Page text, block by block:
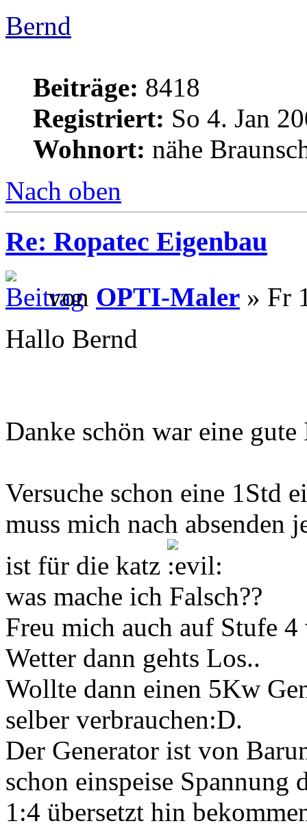
Bernd
Beiträge: 8418
Registriert: So 4. Jan
Wohnort: nähe
Nach oben
Re: Ropatec Eigenbau
von OPTI-Maler » Fr
Hallo Bernd
Danke schön war eine
Versuche schon eine 1Std
muss mich nach absenden
ist für die katz
was mache ich Falsch??
Freu mich auch auf Stufe
Wetter dann gehts Los..
Wollte dann einen 5Kw
selber verbrauchen:D.
Der Generator ist von
schon einspeise
1:4 übersetzt hin